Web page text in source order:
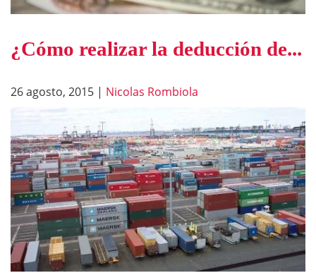
¿Cómo realizar la deducción de...
26 agosto, 2015 | Nicolas Rombiola